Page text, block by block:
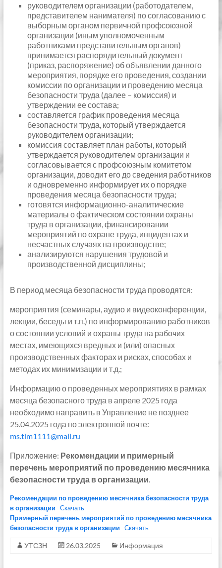
руководителем организации (работодателем,
представителем нанимателя) по согласованию с
выборным органом первичной профсоюзной
организации (иным уполномоченным
работниками представительным органов)
принимается распорядительный документ
(приказ, распоряжение) об объявлении данного
мероприятия, порядке его проведения, создании
комиссии по организации и проведению месяца
безопасности труда (далее – комиссия) и
утверждении ее состава;
составляется график проведения месяца
безопасности труда, который утверждается
руководителем организации;
комиссия составляет план работы, который
утверждается руководителем организации и
согласовывается с профсоюзным комитетом
организации, доводит его до сведения работников
и одновременно информирует их о порядке
проведения месяца безопасности труда;
готовятся информационно-аналитические
материалы о фактическом состоянии охраны
труда в организации, финансировании
мероприятий по охране труда, инцидентах и
несчастных случаях на производстве;
анализируются нарушения трудовой и
производственной дисциплины;
В период месяца безопасности труда проводятся:
мероприятия (семинары, аудио и видеоконференции,
лекции, беседы и т.п.) по информированию работников
о состоянии условий и охраны труда на рабочих
местах, имеющихся вредных и (или) опасных
производственных факторах и рисках, способах и
методах их минимизации и т.д.;
Информацию о проведенных мероприятиях в рамках
месяца безопасного труда в апреле 2025 года
необходимо направить в Управление не позднее
25.04.2025 года по электронной почте:
ms.tim1111@mail.ru
Приложение: Рекомендации и примерный
перечень мероприятий по проведению месячника
безопасности труда в организации.
Рекомендации по проведению месячника безопасности труда
в организации
Скачать
Примерный перечень мероприятий по проведению месячника
безопасности труда в организации
Скачать
УТСЗН 26.03.2025 Информация